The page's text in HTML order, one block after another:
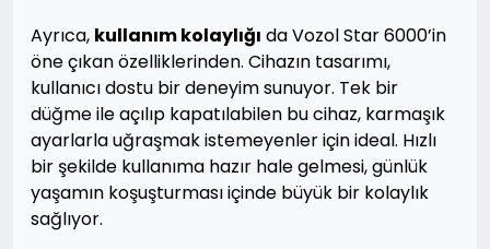
Ayrıca, kullanım kolaylığı da Vozol Star 6000’in
öne çıkan özelliklerinden. Cihazın tasarımı,
kullanıcı dostu bir deneyim sunuyor. Tek bir
düğme ile açılıp kapatılabilen bu cihaz, karmaşık
ayarlarla uğraşmak istemeyenler için ideal. Hızlı
bir şekilde kullanıma hazır hale gelmesi, günlük
yaşamın koşuşturması içinde büyük bir kolaylık
sağlıyor.